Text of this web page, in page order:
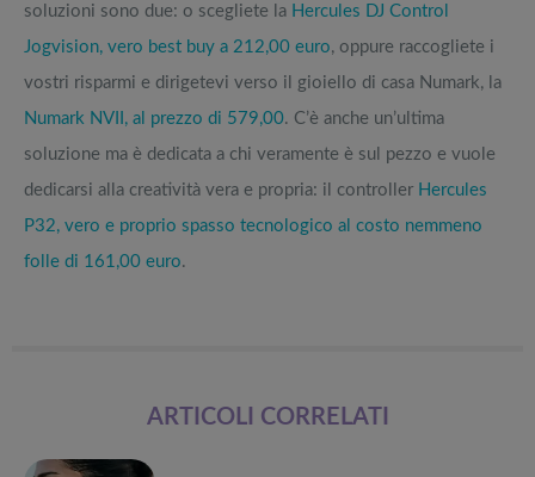
soluzioni sono due: o scegliete la Hercules DJ Control
Jogvision, vero best buy a 212,00 euro, oppure raccogliete i
vostri risparmi e dirigetevi verso il gioiello di casa Numark, la
Numark NVII, al prezzo di 579,00. C’è anche un’ultima
soluzione ma è dedicata a chi veramente è sul pezzo e vuole
dedicarsi alla creatività vera e propria: il controller Hercules
P32, vero e proprio spasso tecnologico al costo nemmeno
folle di 161,00 euro.
ARTICOLI CORRELATI